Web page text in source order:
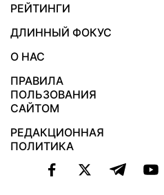
РЕЙТИНГИ
ДЛИННЫЙ ФОКУС
О НАС
ПРАВИЛА
ПОЛЬЗОВАНИЯ
САЙТОМ
РЕДАКЦИОННАЯ
ПОЛИТИКА